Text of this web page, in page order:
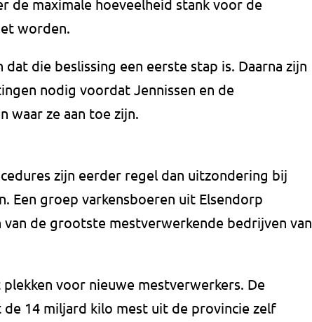
de maximale hoeveelheid stank voor de
worden.
die beslissing een eerste stap is. Daarna zijn
nodig voordat Jennissen en de
waar ze aan toe zijn.
zijn eerder regel dan uitzondering bij
Een groep varkensboeren uit Elsendorp
de grootste mestverwerkende bedrijven van
voor nieuwe mestverwerkers. De
14 miljard kilo mest uit de provincie zelf